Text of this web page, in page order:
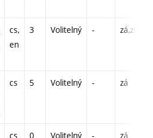
cs,
en
3 Volitelný - zá,zk
cs 5 Volitelný - zá
cs 0 Volitelný - zá